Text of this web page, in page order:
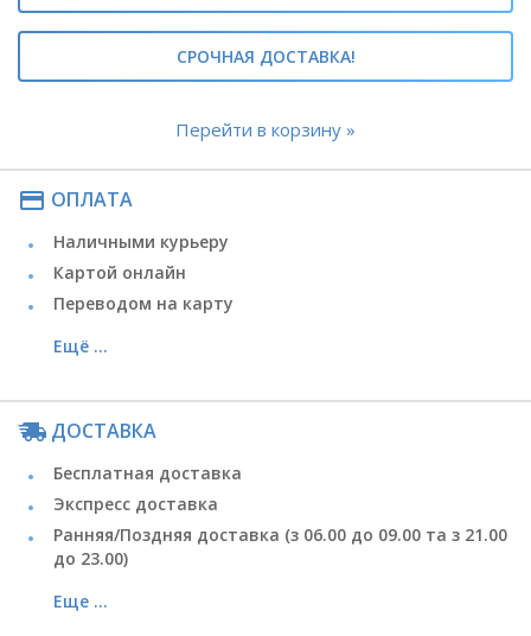
СРОЧНАЯ ДОСТАВКА!
Перейти в корзину »
payment ОПЛАТА
Наличными курьеру
Картой онлайн
Переводом на карту
Ещё ...
ДОСТАВКА
Бесплатная доставка
Экспресс доставка
Ранняя/Поздняя доставка (з 06.00 до 09.00 та з 21.00
до 23.00)
Еще ...